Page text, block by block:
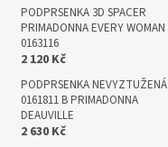
PODPRSENKA 3D SPACER
PRIMADONNA EVERY WOMAN
0163116
2 120 Kč
PODPRSENKA NEVYZTUŽENÁ
0161811 B PRIMADONNA
DEAUVILLE
2 630 Kč